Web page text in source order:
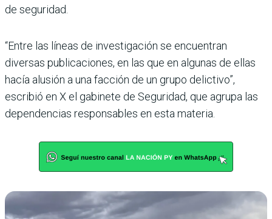
de seguridad.
“Entre las líneas de investigación se encuentran
diversas publicaciones, en las que en algunas de ellas
hacía alusión a una facción de un grupo delictivo”,
escribió en X el gabinete de Seguridad, que agrupa las
dependencias responsables en esta materia.